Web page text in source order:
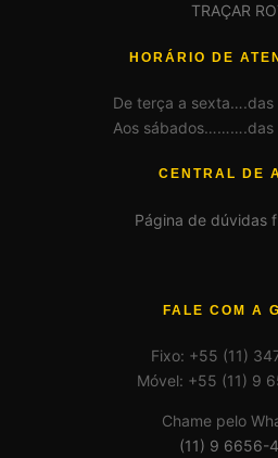
TRAÇAR
HORÁRIO DE
De terça a sexta….das
Aos sábados……….das
CENTRAL DE
Página de dúvidas
FALE COM A
Fixo: +55 (11)
Móvel: +55 (11) 9
Chame pelo
(11) 9 6656-